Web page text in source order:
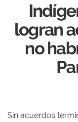
logran
no
Sin acuerdos